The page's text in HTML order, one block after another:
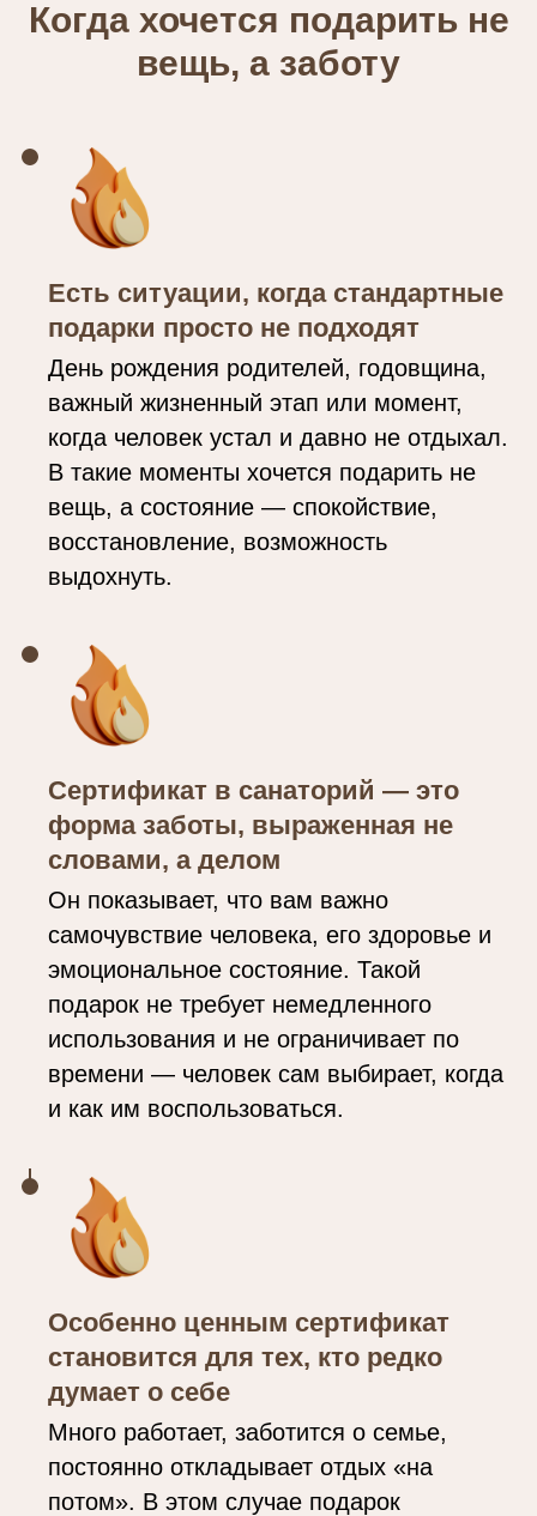
Когда хочется подарить не
вещь, а заботу
Есть ситуации, когда стандартные
подарки просто не подходят
День рождения родителей, годовщина,
важный жизненный этап или момент,
когда человек устал и давно не отдыхал.
В такие моменты хочется подарить не
вещь, а состояние — спокойствие,
восстановление, возможность
выдохнуть.
Сертификат в санаторий — это
форма заботы, выраженная не
словами, а делом
Он показывает, что вам важно
самочувствие человека, его здоровье и
эмоциональное состояние. Такой
подарок не требует немедленного
использования и не ограничивает по
времени — человек сам выбирает, когда
и как им воспользоваться.
Особенно ценным сертификат
становится для тех, кто редко
думает о себе
Много работает, заботится о семье,
постоянно откладывает отдых «на
потом». В этом случае подарок